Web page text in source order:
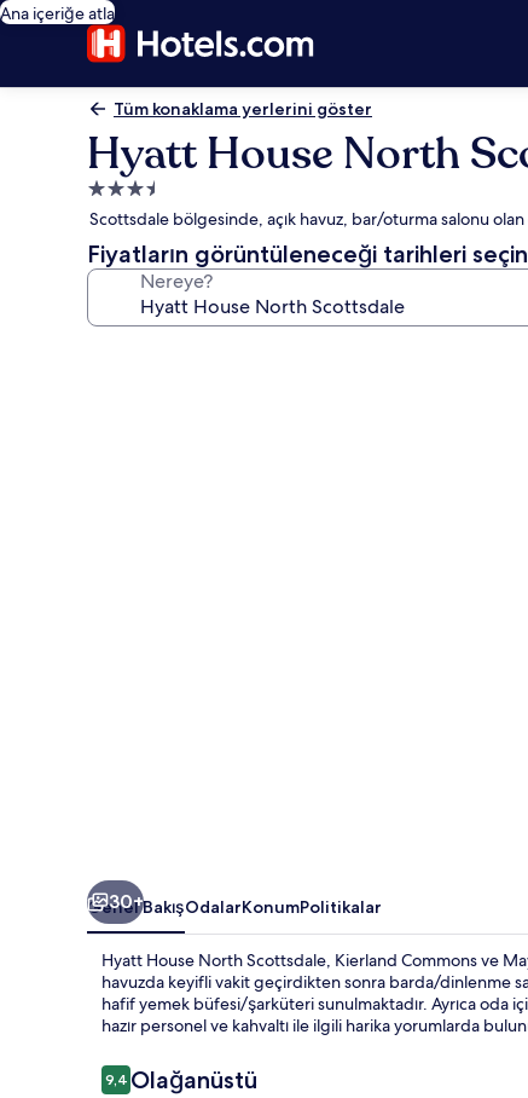
Ana içeriğe atla
Tüm konaklama yerlerini göster
Hyatt House North
3.5
yıldızlı
konaklama
yeri
Scottsdale bölgesinde, açık havuz, bar/oturma salonu
Fiyatların görüntüleneceği tarihleri seçin
Nereye?
30+
Genel BakışOdalarKonumPolitikalar
Hyatt House North Scottsdale, Kierland Commons ve
havuzda keyifli vakit geçirdikten sonra barda/dinlenme
hafif yemek büfesi/şarküteri sunulmaktadır. Ayrıca oda
hazır personel ve kahvaltı ile ilgili harika yorumlarda
Yorumlar
9,49,4/10
Olağanüstü